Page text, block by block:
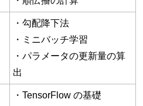
・勾配降下法
・ミニバッチ学習
・パラメータの更新量の算
出
・TensorFlow の基礎